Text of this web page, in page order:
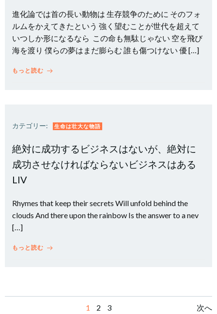
進化論では首の長い動物は 生存競争のために そのフォ
ルムをかえてきたという 強く望むことが世代を超えて
いつしか形になるなら この命も無駄じゃない 空を飛び
海を渡り 僕らの夢はまだ膨らむ 誰も傷つけない 優 […]
もっと読む
カテゴリー: 生命は壮大な物語
絶対に成功するビジネスはないが、絶対に
成功させなければならないビジネスはある
LIV
Rhymes that keep their secrets Will unfold behind the
clouds And there upon the rainbow Is the answer to a nev
[…]
もっと読む
固
1
固
2
固
3 次へ